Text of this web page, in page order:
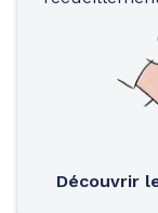
Découvrir